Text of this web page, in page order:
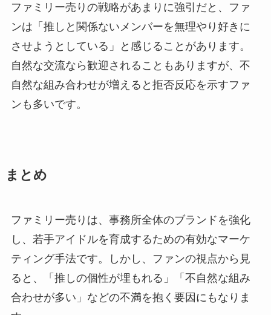
ファミリー売りの戦略があまりに強引だと、ファ
ンは「推しと関係ないメンバーを無理やり好きに
させようとしている」と感じることがあります。
自然な交流なら歓迎されることもありますが、不
自然な組み合わせが増えると拒否反応を示すファ
ンも多いです。
まとめ
ファミリー売りは、事務所全体のブランドを強化
し、若手アイドルを育成するための有効なマーケ
ティング手法です。しかし、ファンの視点から見
ると、「推しの個性が埋もれる」「不自然な組み
合わせが多い」などの不満を抱く要因にもなりま